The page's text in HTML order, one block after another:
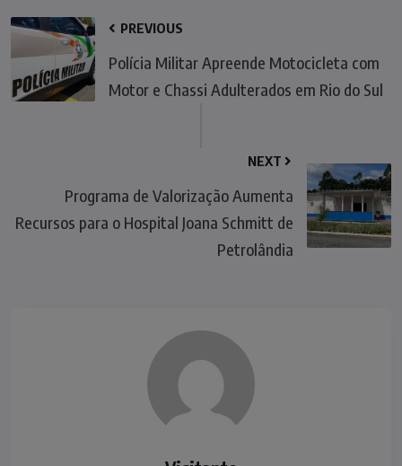
PREVIOUS
Polícia Militar Apreende Motocicleta com
Motor e Chassi Adulterados em Rio do Sul
NEXT
Programa de Valorização Aumenta
Recursos para o Hospital Joana Schmitt de
Petrolândia